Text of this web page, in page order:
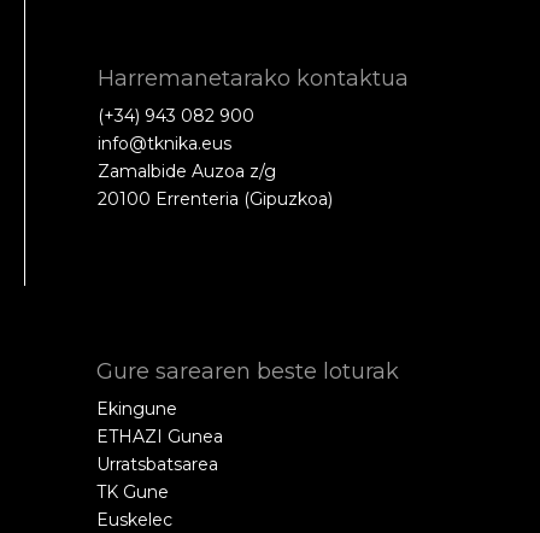
Harremanetarako kontaktua
(+34) 943 082 900
info@tknika.eus
Zamalbide Auzoa z/g
20100 Errenteria (Gipuzkoa)
Gure sarearen beste loturak
Ekingune
ETHAZI Gunea
Urratsbatsarea
TK Gune
Euskelec